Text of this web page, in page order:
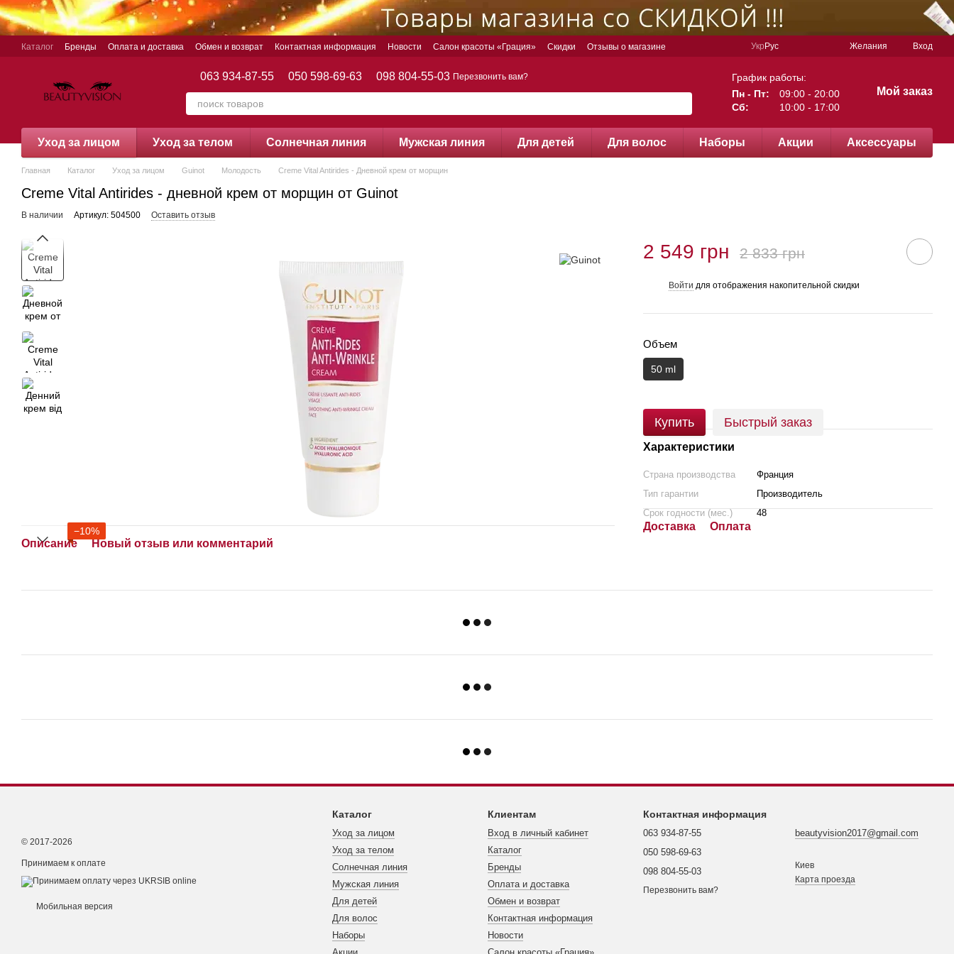
Перейти к основному контенту
Каталог Бренды Оплата и доставка Обмен и возврат Контактная информация Новости Салон красоты «Грация» Скидки Отзывы о магазине Укр Рус Желания Вход
063 934-87-55 050 598-69-63 098 804-55-03 Перезвонить вам?
График работы:
Пн - Пт:
09:00 - 20:00
Сб:
10:00 - 17:00
Мой заказ
Уход за лицом Уход за телом Cолнечная линия Мужская линия Для детей Для волос Наборы Акции Аксессуары
Главная Каталог Уход за лицом Guinot Молодость Creme Vital Antirides - Дневной крем от морщин
Creme Vital Antirides - дневной крем от морщин от Guinot
В наличии Артикул: 504500 Оставить отзыв
−10%
Описание Новый отзыв или комментарий
2 549 грн 2 833 грн
Войти для отображения накопительной скидки
Объем
50 ml
Купить Быстрый заказ
Характеристики
Страна производства
Франция
Тип гарантии
Производитель
Срок годности (мес.)
48
Доставка Оплата
© 2017-2026
Принимаем к оплате
Мобильная версия
Каталог
Уход за лицом
Уход за телом
Cолнечная линия
Мужская линия
Для детей
Для волос
Наборы
Клиентам
Вход в личный кабинет
Каталог
Бренды
Оплата и доставка
Обмен и возврат
Контактная информация
Новости
Контактная информация
063 934-87-55
050 598-69-63
098 804-55-03
Перезвонить вам?
beautyvision2017@gmail.com
Киев
Карта проезда